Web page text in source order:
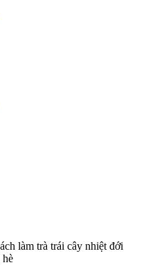
làm trà trái cây nhiệt đới
hè